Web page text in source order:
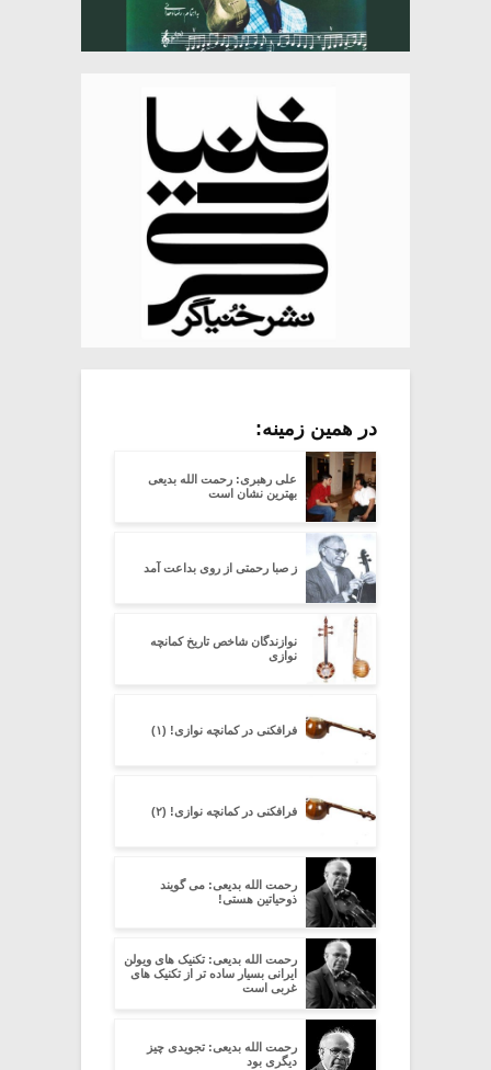
در همین زمینه:
علی رهبری: رحمت الله بدیعی
بهترین نشان است
ز صبا رحمتی از روی بداعت آمد
نوازندگان شاخص تاریخ کمانچه
نوازی
فرافکنی در کمانچه نوازی! (۱)
فرافکنی در کمانچه نوازی! (۲)
رحمت الله بدیعی: می گویند
ذوحیاتین هستی!
رحمت الله بدیعی: تکنیک های ویولن
ایرانی بسیار ساده تر از تکنیک های
غربی است
رحمت الله بدیعی: تجویدی چیز
دیگری بود